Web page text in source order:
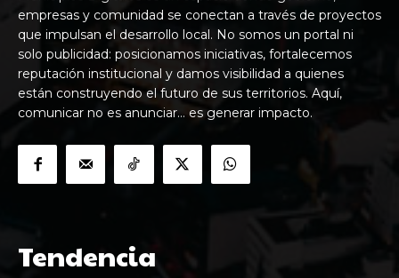
empresas y comunidad se conectan a través de proyectos
que impulsan el desarrollo local. No somos un portal ni
solo publicidad: posicionamos iniciativas, fortalecemos
reputación institucional y damos visibilidad a quienes
están construyendo el futuro de sus territorios. Aquí,
comunicar no es anunciar… es generar impacto.
Tendencia